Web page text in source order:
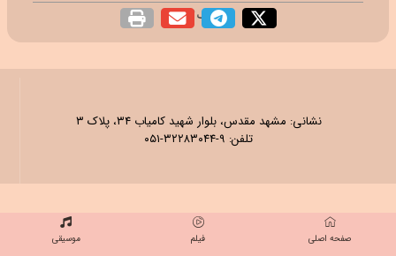
اشتراک گذاری
نشانی: مشهد مقدس، بلوار شهید کامیاب ۳۴، پلاک ۳
تلفن: ۹-۳۲۲۸۳۰۴۴-۰۵۱
صفحه اصلی فیلم موسیقی